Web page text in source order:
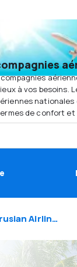
à vos besoins.
de confort et
Belavia Belarusian Airlines